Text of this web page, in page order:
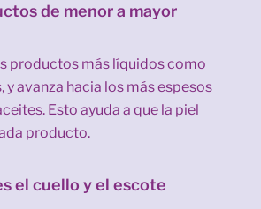
de menor a mayor
productos más líquidos como
y avanza hacia los más espesos
Esto ayuda a que la piel
producto.
el cuello y el escote